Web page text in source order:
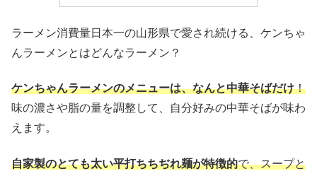
ラーメン消費量日本一の山形県で愛され続ける、ケンちゃ
んラーメンとはどんなラーメン？
ケンちゃんラーメンのメニューは、なんと中華そばだけ！
味の濃さや脂の量を調整して、自分好みの中華そばが味わ
えます。
自家製のとても太い平打ちちぢれ麺が特徴的で、スープと